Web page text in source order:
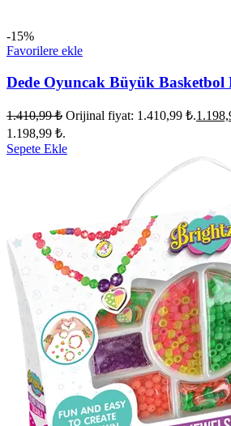
-15%
Favorilere ekle
Dede Oyuncak Büyük Basketbol
1.410,99₺ Orijinal fiyat: 1.410,99 ₺.
1.198,99 ₺.
Sepete Ekle